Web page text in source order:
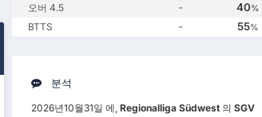
오버 4.5 - 40%
BTTS - 55%
분석
2026년10월31일 에, Regionalliga Südwest의 SGV